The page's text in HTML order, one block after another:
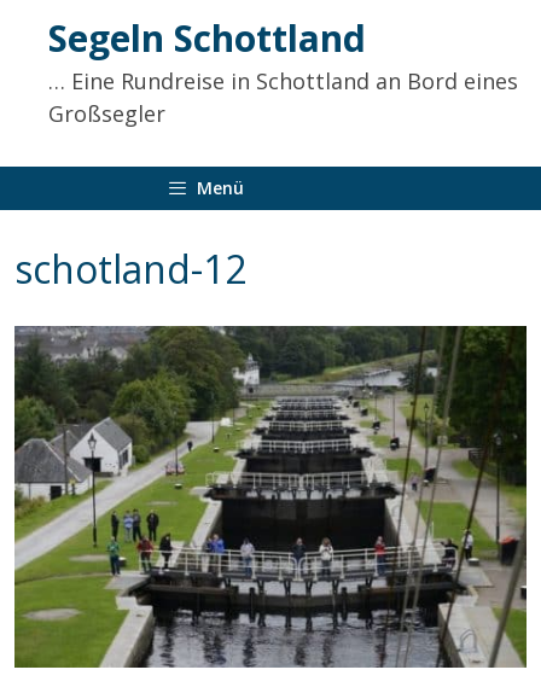
springenSegeln Schottland
… Eine Rundreise in Schottland an Bord eines
Großsegler
Menü
schotland-12